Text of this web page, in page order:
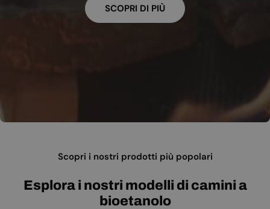
SCOPRI DI PIÙ
Scopri i nostri prodotti più popolari
Esplora i nostri modelli di camini a
bioetanolo